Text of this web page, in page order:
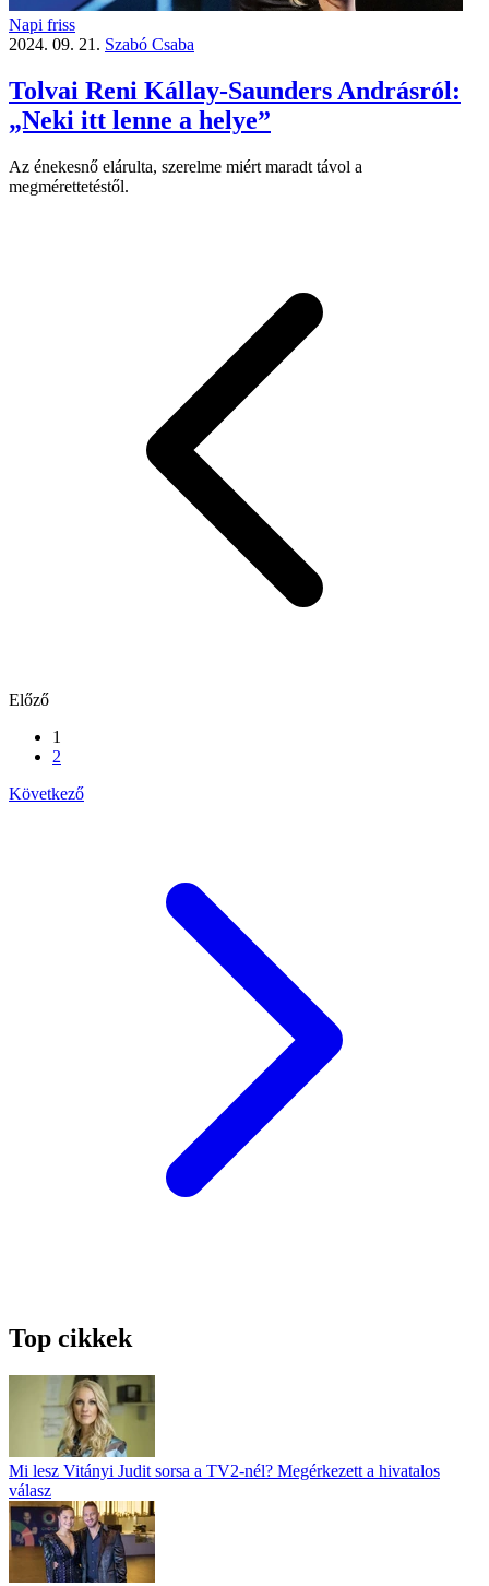
Napi friss
2024. 09. 21. Szabó Csaba
Tolvai Reni Kállay-Saunders Andrásról:
„Neki itt lenne a helye”
Az énekesnő elárulta, szerelme miért maradt távol a
megmérettetéstől.
Előző
1
2
Következő
Top cikkek
Mi lesz Vitányi Judit sorsa a TV2-nél? Megérkezett a hivatalos
válasz